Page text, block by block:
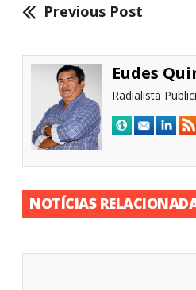
Previous Post
Eudes
Radialista
NOTÍCIAS